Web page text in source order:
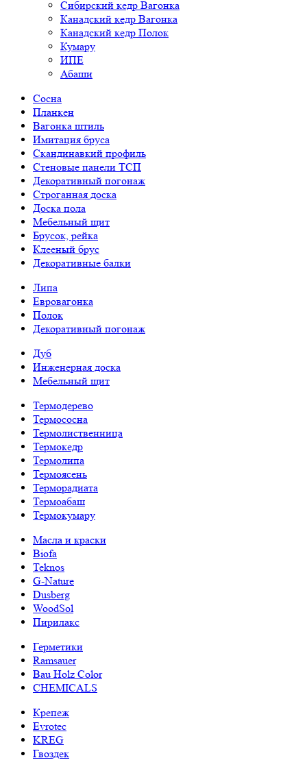
Сибирский кедр Вагонка
Канадский кедр Вагонка
Канадский кедр Полок
Кумару
ИПЕ
Абаши
Сосна
Планкен
Вагонка штиль
Имитация бруса
Скандинавкий профиль
Стеновые панели ТСП
Декоративный погонаж
Строганная доска
Доска пола
Мебельный щит
Брусок, рейка
Клееный брус
Декоративные балки
Липа
Евровагонка
Полок
Декоративный погонаж
Дуб
Инженерная доска
Мебельный щит
Термодерево
Термососна
Термолиственница
Термокедр
Термолипа
Термоясень
Терморадиата
Термоабаш
Термокумару
Масла и краски
Biofa
Teknos
G-Nature
Dusberg
WoodSol
Пирилакс
Герметики
Ramsauer
Bau Holz Color
CHEMICALS
Крепеж
Evrotec
KREG
Гвоздек